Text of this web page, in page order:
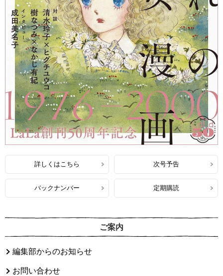
詳しくはこちら 次号予告
バックナンバー 定期購読
ご案内
編集部からのお知らせ
お問い合わせ